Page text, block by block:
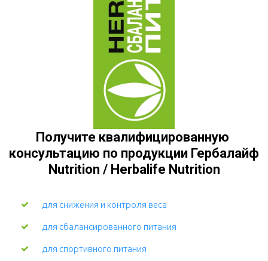
Получите квалифицированную
консультацию по продукции Гербалайф
Nutrition / Herbalife Nutrition
для снижения и контроля веса
для сбалансированного питания
для спортивного питания